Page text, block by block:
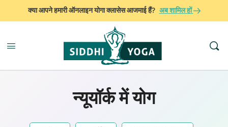
क्या आपने हमारी ऑनलाइन योगा क्लासेस आजमाई हैं? अब शामिल हों
न्यूयॉर्क में योग